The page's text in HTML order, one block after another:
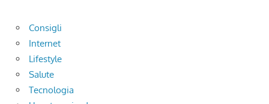
Consigli
Internet
Lifestyle
Salute
Tecnologia